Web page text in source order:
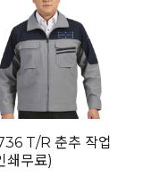
T/R 춘추 작업
쇄무료)